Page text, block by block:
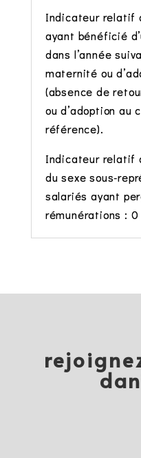
Indicateur relatif
ayant bénéficié
dans l’année
maternité ou
(absence de
ou d’adoption au
référence).
Indicateur relatif
du sexe sous-
salariés ayant
rémunérations :